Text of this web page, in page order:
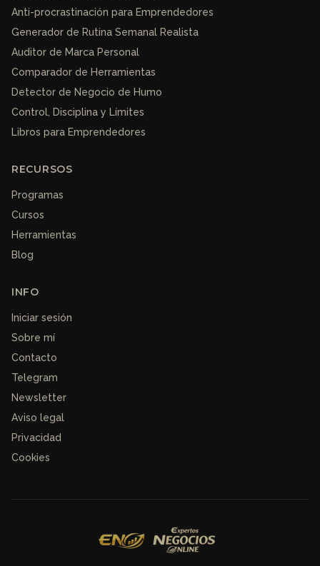
Anti-procrastinación para Emprendedores
Generador de Rutina Semanal Realista
Auditor de Marca Personal
Comparador de Herramientas
Detector de Negocio de Humo
Control, Disciplina y Límites
Libros para Emprendedores
RECURSOS
Programas
Cursos
Herramientas
Blog
INFO
Iniciar sesión
Sobre mí
Contacto
Telegram
Newsletter
Aviso legal
Privacidad
Cookies